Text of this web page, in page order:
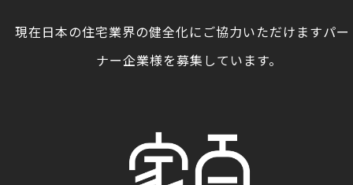
現在日本の住宅業界の健全化にご協力いただけますパ
ナー企業様を募集しています。